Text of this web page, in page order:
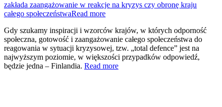
zakłada zaangażowanie w reakcje na kryzys czy obronę kraju
całego społeczeństwaRead more
Gdy szukamy inspiracji i wzorców krajów, w których odporność
społeczna, gotowość i zaangażowanie całego społeczeństwa do
reagowania w sytuacji kryzysowej, tzw. „total defence” jest na
najwyższym poziomie, w większości przypadków odpowiedź,
będzie jedna – Finlandia. Read more